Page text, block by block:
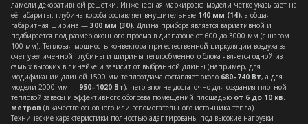
ламели декоративной решетки. Инженерная маркировка модели четко указывает на
её габариты: глубина короба составляет внушительные 140 мм (14), а общая
габаритная ширина — 300 мм (30). Длина прибора является вариативной и
подбирается под размер оконного проема в диапазоне от 600 до 3000 мм (с шагом
100 мм). Тепловая мощность конвектора при естественной циркуляции воздуха за
счет увеличенной глубины и ширины теплообменного блока является одной из
самых высоких в линейке и зависит от выбранной длины (например, для
модификации длиной 1500 мм теплоотдача составляет около 680–740 Вт, а для
модели 2000 мм — 950–1020 Вт), чего вполне достаточно для создания плотной
тепловой завесы и эффективного обогрева помещений площадью от 6 до 10 кв.
метров (в качестве основного или вспомогательного источника тепла).
Технические характеристики полностью адаптированы под высокие нагрузки